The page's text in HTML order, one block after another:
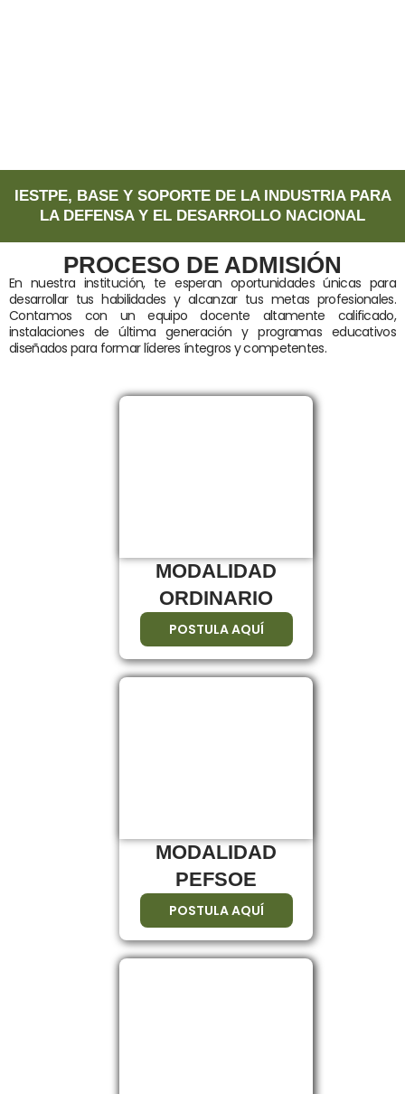
IESTPE, BASE Y SOPORTE DE LA INDUSTRIA PARA
LA DEFENSA Y EL DESARROLLO NACIONAL
PROCESO DE ADMISIÓN
En nuestra institución, te esperan oportunidades únicas para
desarrollar tus habilidades y alcanzar tus metas profesionales.
Contamos con un equipo docente altamente calificado,
instalaciones de última generación y programas educativos
diseñados para formar líderes íntegros y competentes.
MODALIDAD
ORDINARIO
POSTULA AQUÍ
MODALIDAD
PEFSOE
POSTULA AQUÍ